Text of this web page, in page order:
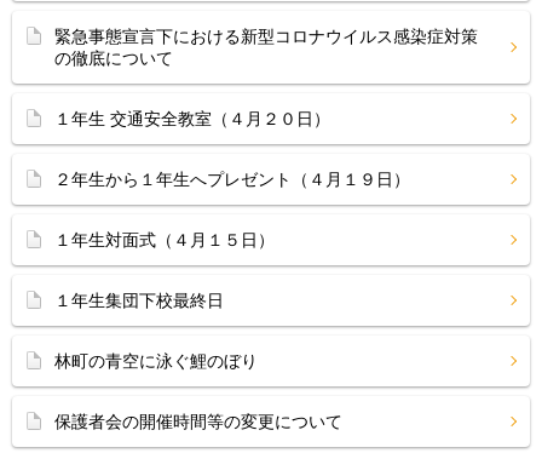
緊急事態宣言下における新型コロナウイルス感染症対策
の徹底について
１年生 交通安全教室（４月２０日）
２年生から１年生へプレゼント（４月１９日）
１年生対面式（４月１５日）
１年生集団下校最終日
林町の青空に泳ぐ鯉のぼり
保護者会の開催時間等の変更について